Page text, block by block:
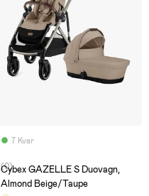
7 Kvar
(0)
Cybex GAZELLE S Duovagn,
Almond Beige/Taupe